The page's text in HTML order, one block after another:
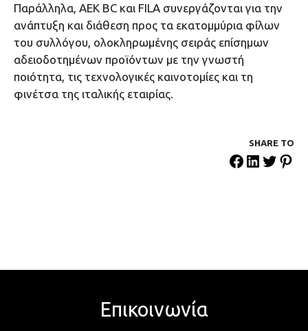
Παράλληλα, ΑΕΚ BC και FILA συνεργάζονται για την
ανάπτυξη και διάθεση προς τα εκατομμύρια φίλων
του συλλόγου, ολοκληρωμένης σειράς επίσημων
αδειοδοτημένων προϊόντων με την γνωστή
ποιότητα, τις τεχνολογικές καινοτομίες και τη
φινέτσα της ιταλικής εταιρίας.
SHARE ΤΟ
Επικοινωνία